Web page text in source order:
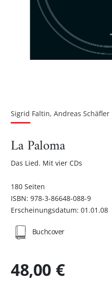
Bildgalerie
Sigrid Faltin, Andreas Schäfler
La Paloma
Das Lied. Mit vier CDs
180 Seiten
ISBN: 978-3-86648-088-9
Erscheinungsdatum: 01.01.08
48,00 €
Buchcover